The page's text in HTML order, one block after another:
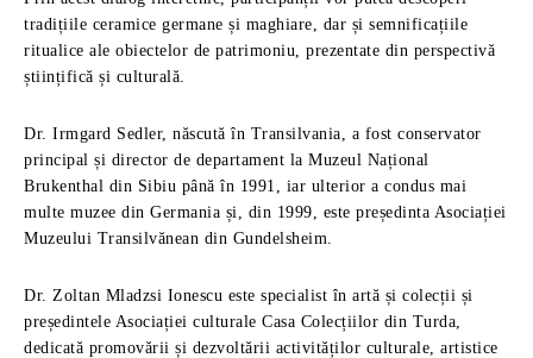
tradițiile ceramice germane și maghiare, dar și semnificațiile
ritualice ale obiectelor de patrimoniu, prezentate din perspectivă
științifică și culturală.
Dr. Irmgard Sedler, născută în Transilvania, a fost conservator
principal și director de departament la Muzeul Național
Brukenthal din Sibiu până în 1991, iar ulterior a condus mai
multe muzee din Germania și, din 1999, este președinta Asociației
Muzeului Transilvănean din Gundelsheim.
Dr. Zoltan Mladzsi Ionescu este specialist în artă și colecții și
președintele Asociației culturale Casa Colecțiilor din Turda,
dedicată promovării și dezvoltării activităților culturale, artistice